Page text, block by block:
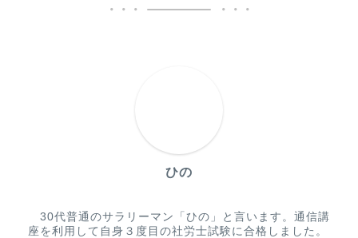
ひの
30代普通のサラリーマン「ひの」と言います。通信講
座を利用して自身３度目の社労士試験に合格しました。